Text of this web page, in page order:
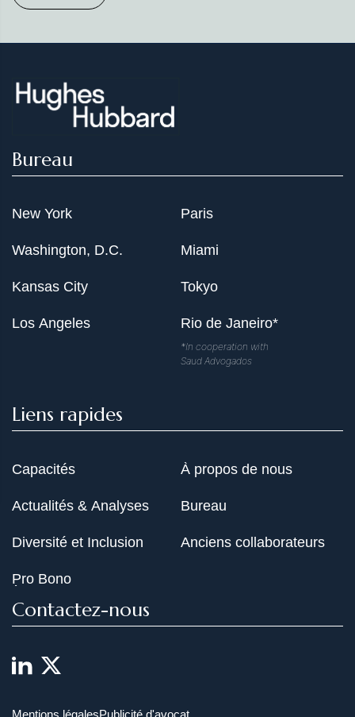
Bureau
New York
Washington, D.C.
Kansas City
Los Angeles
Paris
Miami
Tokyo
Rio de Janeiro*
*In cooperation with
Saud Advogados
Liens rapides
Capacités
Actualités & Analyses
Diversité et Inclusion
Pro Bono
À propos de nous
Bureau
Anciens collaborateurs
Contactez-nous
Mentions légalesPublicité d'avocat